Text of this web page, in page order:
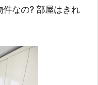
件なの? 部屋はきれ